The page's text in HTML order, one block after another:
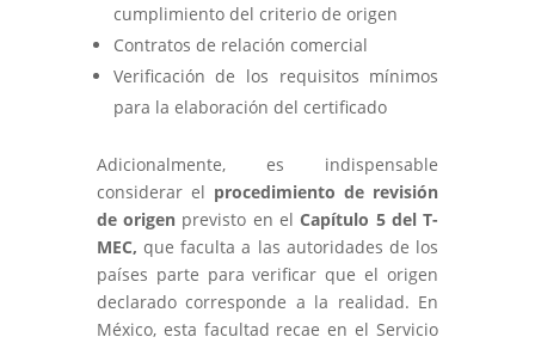
cumplimiento del criterio de origen
Contratos de relación comercial
Verificación de los requisitos mínimos
para la elaboración del certificado
Adicionalmente, es indispensable
considerar el procedimiento de revisión
de origen previsto en elCapítulo 5 del T-
MEC, que faculta a las autoridades de los
países parte para verificar que el origen
declarado corresponde a la realidad. En
México, esta facultad recae en el Servicio